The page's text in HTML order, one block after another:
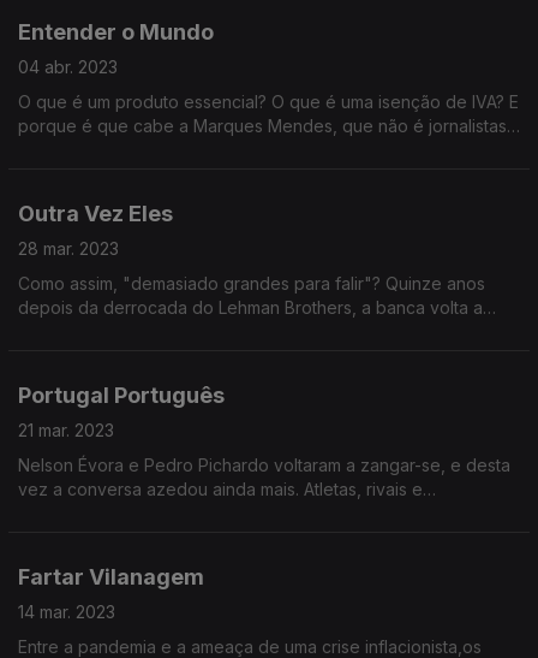
Entender o Mundo
04 abr. 2023
O que é um produto essencial? O que é uma isenção de IVA? E
porque é que cabe a Marques Mendes, que não é jornalistas
Outra Vez Eles
28 mar. 2023
Como assim, "demasiado grandes para falir"? Quinze anos
depois da derrocada do Lehman Brothers, a banca volta a
Portugal Português
21 mar. 2023
Nelson Évora e Pedro Pichardo voltaram a zangar-se, e desta
vez a conversa azedou ainda mais. Atletas, rivais e
Fartar Vilanagem
14 mar. 2023
Entre a pandemia e a ameaça de uma crise inflacionista,os